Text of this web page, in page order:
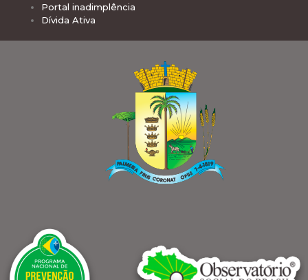
Portal inadimplência
Dívida Ativa